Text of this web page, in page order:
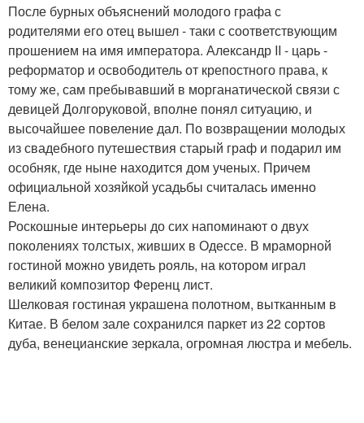
После бурных объяснений молодого графа с
родителями его отец вышел - таки с соответствующим
прошением на имя императора. Александр II - царь -
реформатор и освободитель от крепостного права, к
тому же, сам пребывавший в морганатической связи с
девицей Долгоруковой, вполне понял ситуацию, и
высочайшее повеление дал. По возвращении молодых
из свадебного путешествия старый граф и подарил им
особняк, где ныне находится дом ученых. Причем
официальной хозяйкой усадьбы считалась именно
Елена.
Роскошные интерьеры до сих напоминают о двух
поколениях толстых, живших в Одессе. В мраморной
гостиной можно увидеть рояль, на котором играл
великий композитор Ференц лист.
Шелковая гостиная украшена полотном, вытканным в
Китае. В белом зале сохранился паркет из 22 сортов
дуба, венецианские зеркала, огромная люстра и мебель.